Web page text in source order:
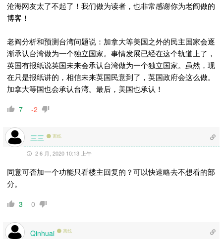
沧海网友太了不起了！我们做为读者，也非常感谢你为老阎做的
博客！
老阎分析和预测台湾问题说：加拿大等美国之外的民主国家会逐
渐承认台湾做为一个独立国家。事情发展已经在这个轨道上了，
英国有报纸说英国未来会承认台湾做为一个独立国家。虽然，现
在只是报纸讲的，相信未来英国民意到了，英国政府会这么做。
加拿大等国也会承认台湾。最后，美国也承认！
7 -2
三三 离线
2 6 月, 2020 10:13 上午
同意可否加一个功能只看楼主回复的？可以快速略去不想看的部
分。
3 0
Qinhuai 离线